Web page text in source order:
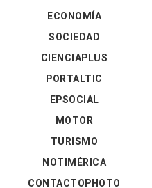
ECONOMÍA
SOCIEDAD
CIENCIAPLUS
PORTALTIC
EPSOCIAL
MOTOR
TURISMO
NOTIMÉRICA
CONTACTOPHOTO